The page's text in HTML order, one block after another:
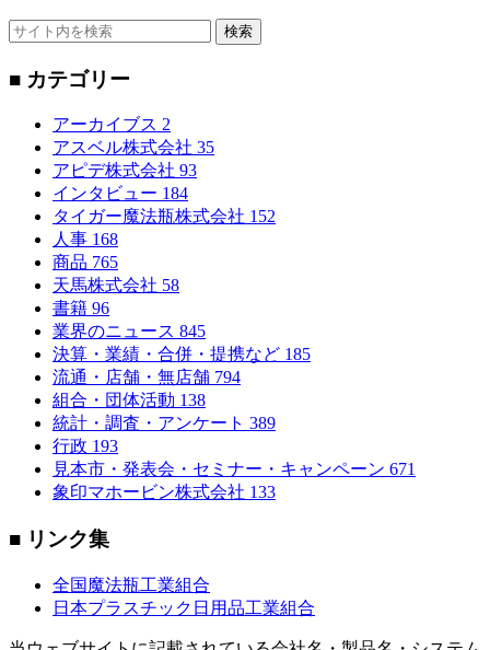
検索
■ カテゴリー
アーカイブス 2
アスベル株式会社 35
アピデ株式会社 93
インタビュー 184
タイガー魔法瓶株式会社 152
人事 168
商品 765
天馬株式会社 58
書籍 96
業界のニュース 845
決算・業績・合併・提携など 185
流通・店舗・無店舗 794
組合・団体活動 138
統計・調査・アンケート 389
行政 193
見本市・発表会・セミナー・キャンペーン 671
象印マホービン株式会社 133
■ リンク集
全国魔法瓶工業組合
日本プラスチック日用品工業組合